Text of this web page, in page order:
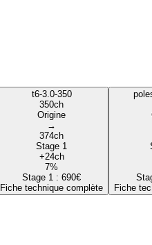
t6-3.0-350
350ch
Origine
→
374ch
Stage 1
+24ch
7%
Stage 1 : 690€
Fiche technique complète
Fiche